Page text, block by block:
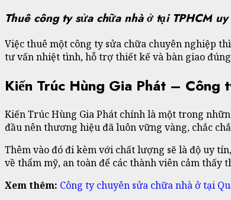
Thuê công ty sửa chữa nhà ở tại TPHCM
Việc thuê một công ty sửa chữa chuyên nghiệp
tư vấn nhiệt tình, hỗ trợ thiết kế và bàn giao
Kiến Trúc Hùng Gia Phát – Công
Kiến Trúc Hùng Gia Phát chính là một trong
đầu nên thương hiệu đã luôn vững vàng, chắc
Thêm vào đó đi kèm với chất lượng sẽ là độ uy
về thẩm mỹ, an toàn để các thành viên cảm
Xem thêm: Công ty chuyên sửa chữa nhà ở tại